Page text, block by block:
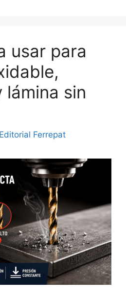
usar para
lámina sin
Editorial Ferrepat